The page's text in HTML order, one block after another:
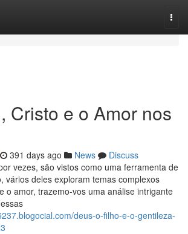
Cristo e o Amor nos
391 days ago News
Discuss
vezes, são vistos como uma ferramenta de
vários deles exploram temas complexos
o amor, trazemo-vos uma análise intrigante
deus-o-filho-e-o-gentileza-